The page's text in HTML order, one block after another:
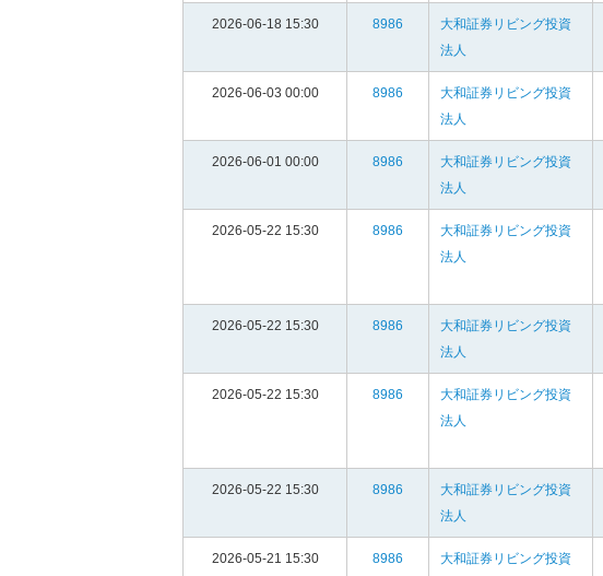
2026-06-18 15:30 8986
大和証券リビング投資
法人
2026-06-03 00:00 8986
大和証券リビング投資
法人
2026-06-01 00:00 8986
大和証券リビング投資
法人
2026-05-22 15:30 8986
大和証券リビング投資
法人
2026-05-22 15:30 8986
大和証券リビング投資
法人
2026-05-22 15:30 8986
大和証券リビング投資
法人
2026-05-22 15:30 8986
大和証券リビング投資
法人
2026-05-21 15:30 8986
大和証券リビング投資